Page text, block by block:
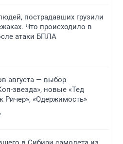
пострадавших грузили
Что происходило в
атаки БПЛА
августа — выбор
звезда», новые «Тед
Ричер», «Одержимость»